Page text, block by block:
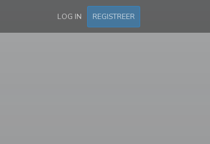
LOG IN REGISTREER